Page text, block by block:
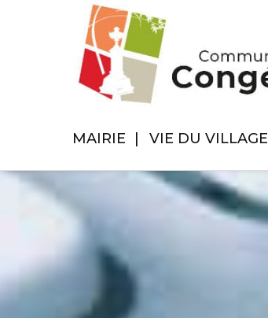
MAIRIE VIE DU VILLAGE